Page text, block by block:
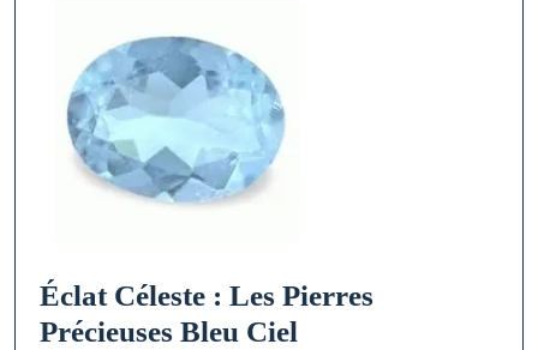
Éclat Céleste : Les Pierres
Précieuses Bleu Ciel